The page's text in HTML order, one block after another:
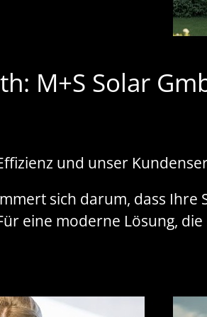
M+S Solar
und unser
sich darum, dass
eine moderne Lösung,